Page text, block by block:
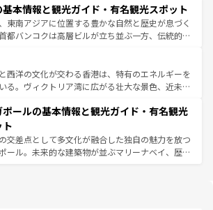
わってみてほしい。 なお、新着の韓国情報はコンテンツ一
してほしい。
展と共に伝統が息づく。ハノイの古い町並みやホ
市のフランス統治時代の建物も、独特の雰囲気を
ている。また、バラエティの豊かさとおいしさで
ォーやバインミー、ベトナムコーヒーなどは、ぜ
味わいたい。どの地域を訪れてもあたたかい人々
を迎えてくれるので、きっと忘れられない旅にな
ほしい。
基本情報と観光ガイド・有名観光スポット
東南アジアに位置する豊かな自然と歴史が息づく
都バンコクは高層ビルが立ち並ぶ一方、伝統的な
交差している。北部ではチェンマイなどの山岳地
と触れ合い、南部ではプーケットやクラビの美し
でリゾート気分を楽しむことができる。タイ料理
気候は一年中温暖で、どの季節にも異なる楽しみ
いる。親しみやすいタイの人々、仏教を中心とし
そして多様な観光資源が、訪れる旅人を魅了し続
ける。 なお、新着のタイ情報はコンテンツ一覧を参照して
西洋の文化が交わる香港は、特有のエネルギーを
る。ヴィクトリア湾に広がる壮大な景色、近未来
を訪れても感動するはず。観光スポットが密集し
効率よく見どころを回れるのも魅力。息をのむよ
から文化的な体験まで、香港を存分に楽しみ尽く
そう。 なお、新着の香港情報はコンテンツ一覧を参照して
ポールの基本情報と観光ガイド・有名観光
ト
交差点として多文化が融合した独自の魅力を放つ
ール。未来的な建築物が並ぶマリーナベイ、歴史